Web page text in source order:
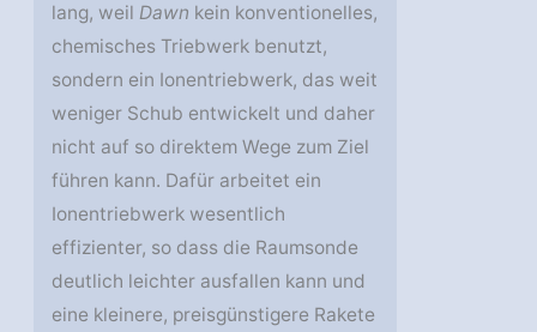
lang, weilDawn kein konventionelles,
chemisches Triebwerk benutzt,
sondern ein Ionentriebwerk, das weit
weniger Schub entwickelt und daher
nicht auf so direktem Wege zum Ziel
führen kann. Dafür arbeitet ein
Ionentriebwerk wesentlich
effizienter, so dass die Raumsonde
deutlich leichter ausfallen kann und
eine kleinere, preisgünstigere Rakete